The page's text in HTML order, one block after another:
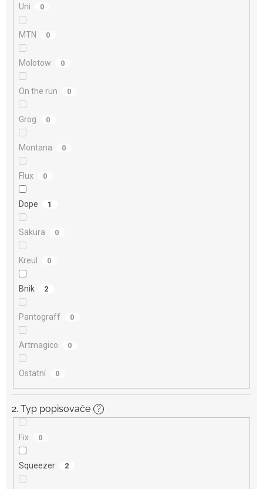
Uni 0
MTN 0
Molotow 0
On the run 0
Grog 0
Montana 0
Flux 0
Dope 1
Sakura 0
Kreul 0
Bnik 2
Pantograff 0
Artmagico 0
Ostatní 0
2. Typ popisovače ?
Fix 0
Squeezer 2